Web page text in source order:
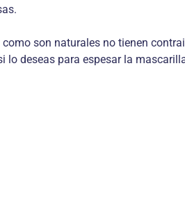
son naturales no tienen
lo deseas para espesar la